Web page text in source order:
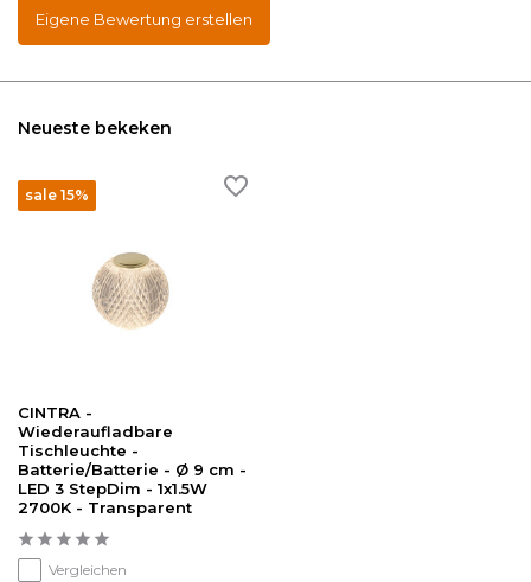
Eigene Bewertung erstellen
Neueste bekeken
sale 15%
CINTRA -
Wiederaufladbare
Tischleuchte -
Batterie/Batterie - Ø 9 cm -
LED 3 StepDim - 1x1.5W
2700K - Transparent
Vergleichen